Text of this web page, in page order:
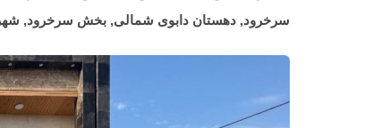
سرخرود, دهستان دابوی شمالی, بخش سرخرود,